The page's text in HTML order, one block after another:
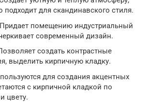
подходит для скандинавского стиля.
помещению индустриальный
современный дизайн.
создать контрастные
выделить кирпичную кладку.
для создания акцентных
с кирпичной кладкой по
цвету.